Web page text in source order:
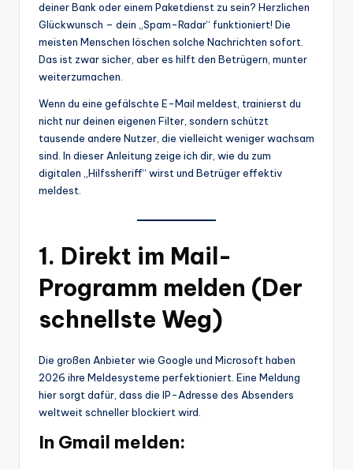
deiner Bank oder einem Paketdienst zu sein? Herzlichen
Glückwunsch – dein „Spam-Radar“ funktioniert! Die
meisten Menschen löschen solche Nachrichten sofort.
Das ist zwar sicher, aber es hilft den Betrügern, munter
weiterzumachen.
Wenn du eine gefälschte E-Mail meldest, trainierst du
nicht nur deinen eigenen Filter, sondern schützt
tausende andere Nutzer, die vielleicht weniger wachsam
sind. In dieser Anleitung zeige ich dir, wie du zum
digitalen „Hilfssheriff“ wirst und Betrüger effektiv
meldest.
1. Direkt im Mail-
Programm melden (Der
schnellste Weg)
Die großen Anbieter wie Google und Microsoft haben
2026 ihre Meldesysteme perfektioniert. Eine Meldung
hier sorgt dafür, dass die IP-Adresse des Absenders
weltweit schneller blockiert wird.
In Gmail melden: